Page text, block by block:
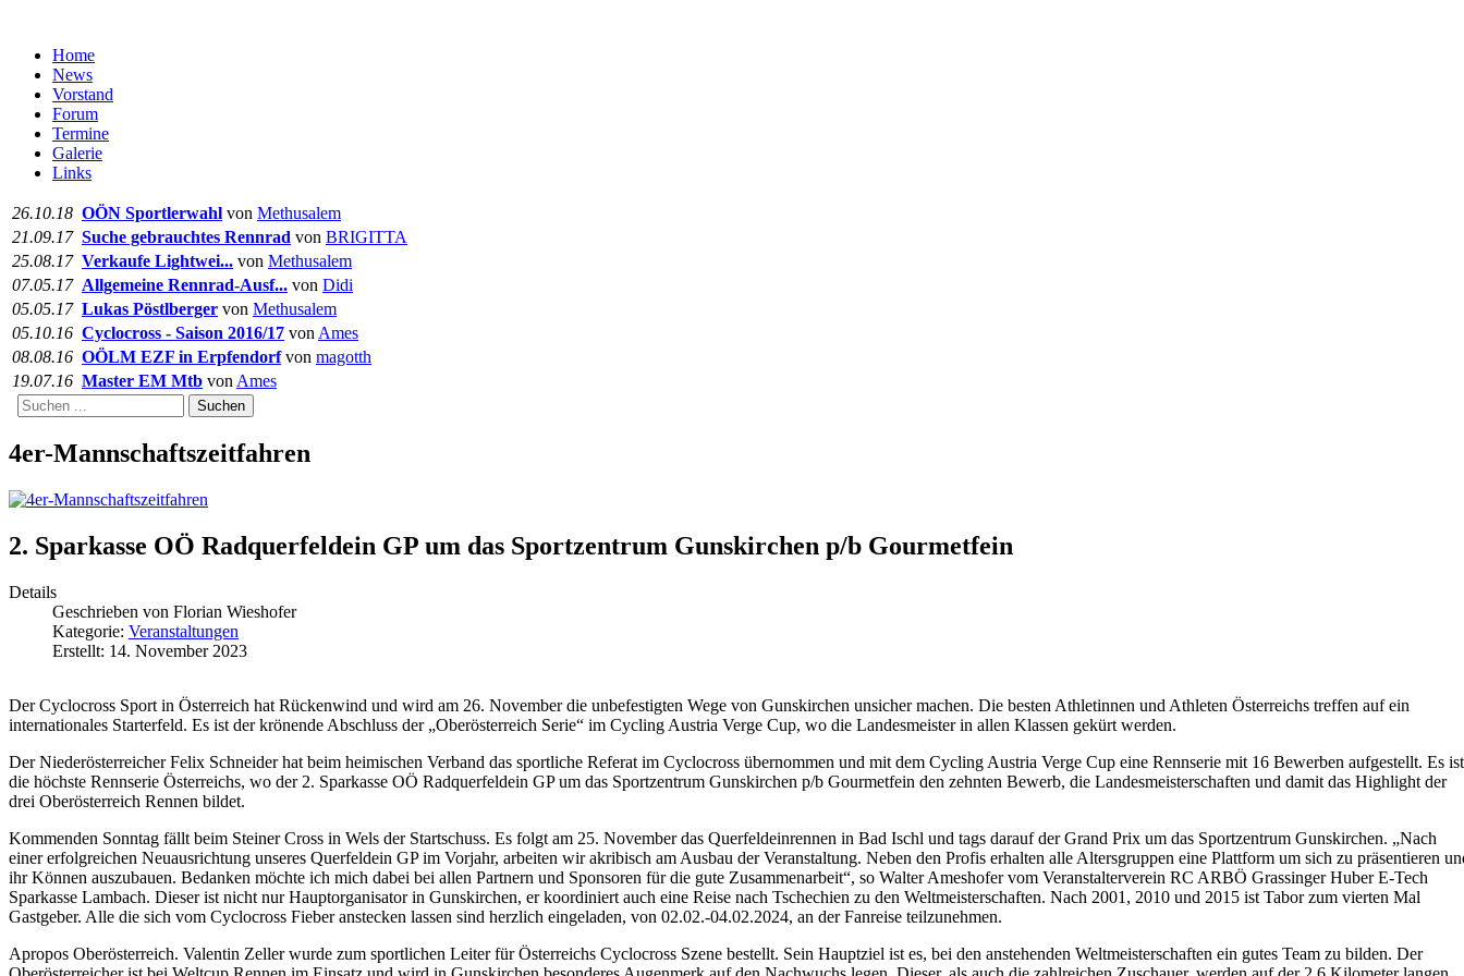
Home
News
Vorstand
Forum
Termine
Galerie
Links
26.10.18 OÖN Sportlerwahl von Methusalem
21.09.17 Suche gebrauchtes Rennrad von BRIGITTA
25.08.17 Verkaufe Lightwei... von Methusalem
07.05.17 Allgemeine Rennrad-Ausf... von Didi
05.05.17 Lukas Pöstlberger von Methusalem
05.10.16 Cyclocross - Saison 2016/17 von Ames
08.08.16 OÖLM EZF in Erpfendorfvon magotth
19.07.16 Master EM Mtb von Ames
Suchen
4er-Mannschaftszeitfahren
2. Sparkasse OÖ Radquerfeldein GP um das Sportzentrum Gunskirchen p/b Gourmetfein
Details
Geschrieben von Florian Wieshofer
Kategorie: Veranstaltungen
Erstellt: 14. November 2023
Der Cyclocross Sport in Österreich hat Rückenwind und wird am 26. November die unbefestigten Wege von Gunskirchen unsicher machen. Die besten Athletinnen und Athleten Österreichs treffen auf ein
internationales Starterfeld. Es ist der krönende Abschluss der „Oberösterreich Serie“ im Cycling Austria Verge Cup, wo die Landesmeister in allen Klassen gekürt werden.
Der Niederösterreicher Felix Schneider hat beim heimischen Verband das sportliche Referat im Cyclocross übernommen und mit dem Cycling Austria Verge Cup eine Rennserie mit 16 Bewerben aufgestellt. Es ist
die höchste Rennserie Österreichs, wo der 2. Sparkasse OÖ Radquerfeldein GP um das Sportzentrum Gunskirchen p/b Gourmetfein den zehnten Bewerb, die Landesmeisterschaften und damit das Highlight der
drei Oberösterreich Rennen bildet.
Kommenden Sonntag fällt beim Steiner Cross in Wels der Startschuss. Es folgt am 25. November das Querfeldeinrennen in Bad Ischl und tags darauf der Grand Prix um das Sportzentrum Gunskirchen. „Nach
einer erfolgreichen Neuausrichtung unseres Querfeldein GP im Vorjahr, arbeiten wir akribisch am Ausbau der Veranstaltung. Neben den Profis erhalten alle Altersgruppen eine Plattform um sich zu präsentieren
ihr Können auszubauen. Bedanken möchte ich mich dabei bei allen Partnern und Sponsoren für die gute Zusammenarbeit“, so Walter Ameshofer vom Veranstalterverein RC ARBÖ Grassinger Huber E-Tech
Sparkasse Lambach. Dieser ist nicht nur Hauptorganisator in Gunskirchen, er koordiniert auch eine Reise nach Tschechien zu den Weltmeisterschaften. Nach 2001, 2010 und 2015 ist Tabor zum vierten Mal
Gastgeber. Alle die sich vom Cyclocross Fieber anstecken lassen sind herzlich eingeladen, von 02.02.-04.02.2024, an der Fanreise teilzunehmen.
Apropos Oberösterreich. Valentin Zeller wurde zum sportlichen Leiter für Österreichs Cyclocross Szene bestellt. Sein Hauptziel ist es, bei den anstehenden Weltmeisterschaften ein gutes Team zu bilden. Der